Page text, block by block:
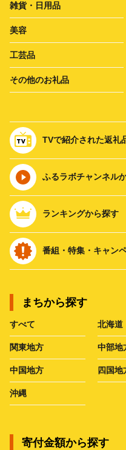
雑貨・日用品
美容
工芸品
その他のお礼品
TVで紹介された返礼
ふるラボチャンネル
ランキングから探す
番組・特集・キャン
まちから探す
すべて 北海道
関東地方 中部地
中国地方 四国地
沖縄
寄付金額から探す